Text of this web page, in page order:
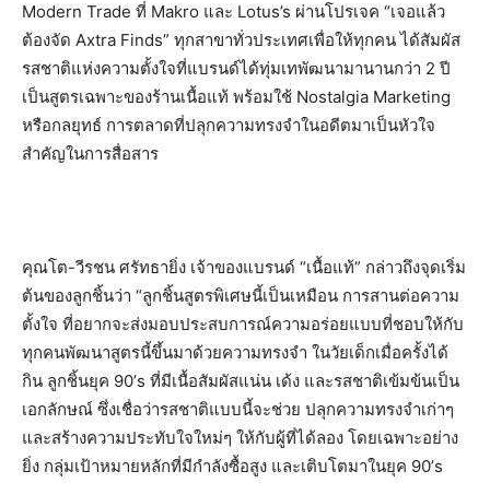
Modern Trade ที่ Makro และ Lotus’s ผ่านโปรเจค “เจอแล้ว
ต้องจัด Axtra Finds” ทุกสาขาทั่วประเทศเพื่อให้ทุกคน ได้สัมผัส
รสชาติแห่งความตั้งใจที่แบรนด์ได้ทุ่มเทพัฒนามานานกว่า 2 ปี
เป็นสูตรเฉพาะของร้านเนื้อแท้ พร้อมใช้ Nostalgia Marketing
หรือกลยุทธ์ การตลาดที่ปลุกความทรงจำในอดีตมาเป็นหัวใจ
สำคัญในการสื่อสาร
คุณโต-วีรชน ศรัทธายิ่ง เจ้าของแบรนด์ “เนื้อแท้” กล่าวถึงจุดเริ่ม
ต้นของลูกชิ้นว่า “ลูกชิ้นสูตรพิเศษนี้เป็นเหมือน การสานต่อความ
ตั้งใจ ที่อยากจะส่งมอบประสบการณ์ความอร่อยแบบที่ชอบให้กับ
ทุกคนพัฒนาสูตรนี้ขึ้นมาด้วยความทรงจำ ในวัยเด็กเมื่อครั้งได้
กิน ลูกชิ้นยุค 90’s ที่มีเนื้อสัมผัสแน่น เด้ง และรสชาติเข้มข้นเป็น
เอกลักษณ์ ซึ่งเชื่อว่ารสชาติแบบนี้จะช่วย ปลุกความทรงจำเก่าๆ
และสร้างความประทับใจใหม่ๆ ให้กับผู้ที่ได้ลอง โดยเฉพาะอย่าง
ยิ่ง กลุ่มเป้าหมายหลักที่มีกำลังซื้อสูง และเติบโตมาในยุค 90’s